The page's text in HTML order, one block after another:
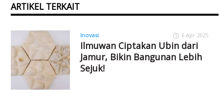
ARTIKEL TERKAIT
Inovasi 6 Apr 2025
Ilmuwan Ciptakan Ubin dari
Jamur, Bikin Bangunan Lebih
Sejuk!